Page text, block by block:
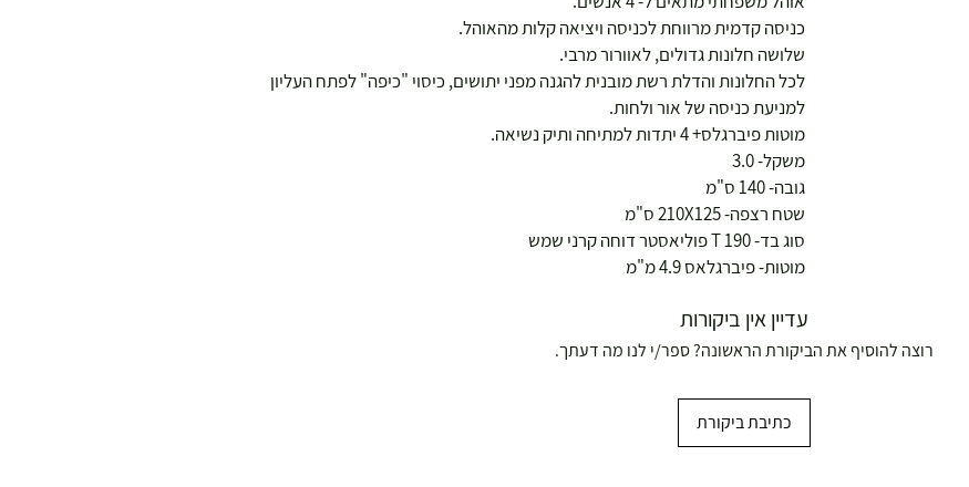
כניסה קדמית מרווחת לכניסה ויציאה קלות מהאוהל.
שלושה חלונות גדולים, לאוורור מרבי.
לכל החלונות והדלת רשת מובנית להגנה מפני יתושים, כיסוי "כיפה" לפתח העליון
למניעת כניסה של אור ולחות.
מוטות פיברגלס+ 4 יתדות למתיחה ותיק נשיאה.
משקל- 3.0
גובה- 140 ס"מ
שטח רצפה- 210X125 ס"מ
סוג בד- 190 T פוליאסטר דוחה קרני שמש
מוטות- פיברגלאס 4.9 מ"מ
עדיין אין ביקורות
רוצה להוסיף את הביקורת הראשונה? ספר/י לנו מה דעתך.
כתיבת ביקורת